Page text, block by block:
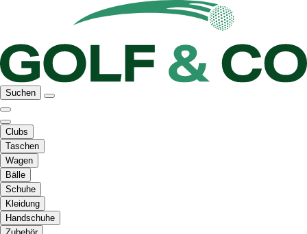
Suchen
Clubs
Taschen
Wagen
Bälle
Schuhe
Kleidung
Handschuhe